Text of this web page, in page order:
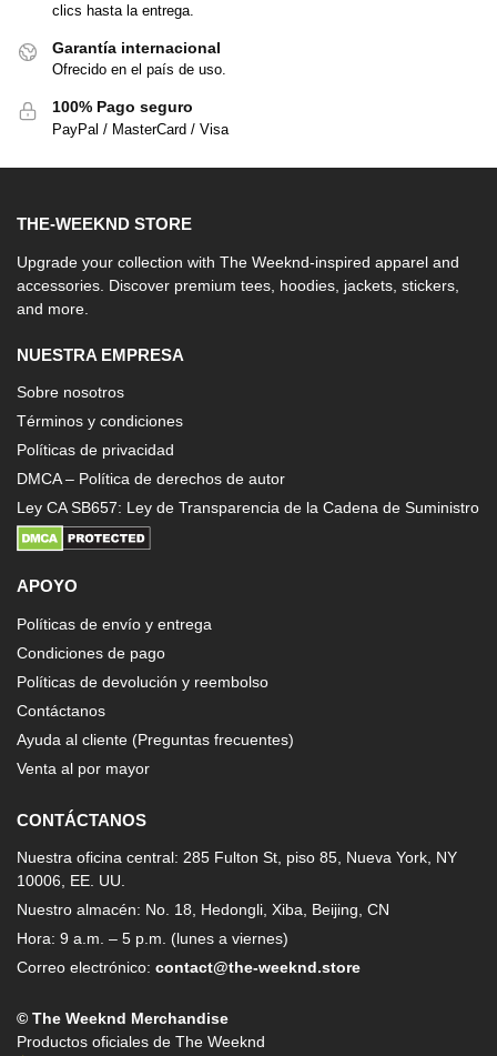
clics hasta la entrega.
Garantía internacional
Ofrecido en el país de uso.
100% Pago seguro
PayPal / MasterCard / Visa
THE-WEEKND STORE
Upgrade your collection with The Weeknd-inspired apparel and
accessories. Discover premium tees, hoodies, jackets, stickers,
and more.
NUESTRA EMPRESA
Sobre nosotros
Términos y condiciones
Políticas de privacidad
DMCA – Política de derechos de autor
Ley CA SB657: Ley de Transparencia de la Cadena de Suministro
APOYO
Políticas de envío y entrega
Condiciones de pago
Políticas de devolución y reembolso
Contáctanos
Ayuda al cliente (Preguntas frecuentes)
Venta al por mayor
CONTÁCTANOS
Nuestra oficina central: 285 Fulton St, piso 85, Nueva York, NY
10006, EE. UU.
Nuestro almacén: No. 18, Hedongli, Xiba, Beijing, CN
Hora: 9 a.m. – 5 p.m. (lunes a viernes)
Correo electrónico: contact@the-weeknd.store
© The Weeknd Merchandise
Productos oficiales de The Weeknd